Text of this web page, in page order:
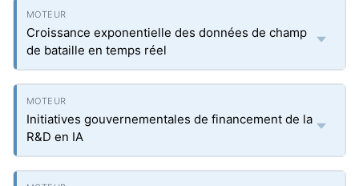
Croissance exponentielle des données de champ
de bataille en temps réel
Initiatives gouvernementales de financement de la
R&D en IA